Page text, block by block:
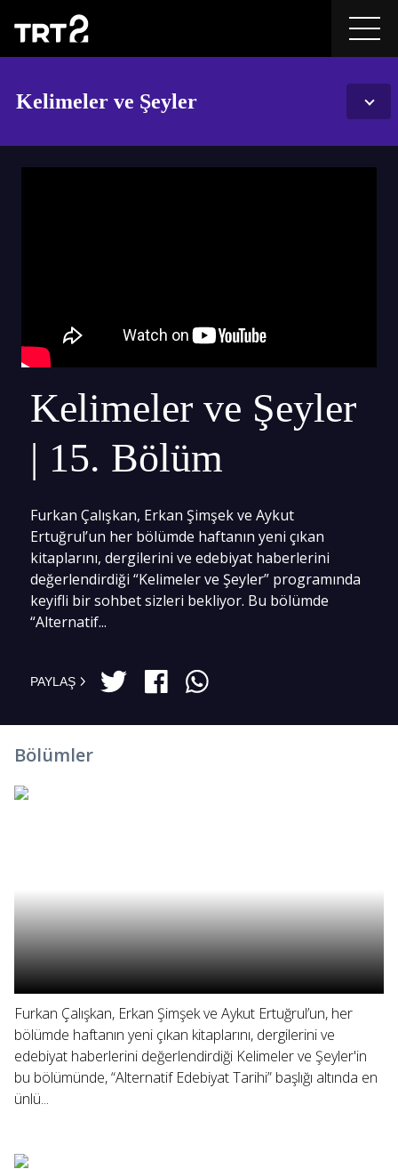
Kelimeler ve Şeyler
Kelimeler ve Şeyler
| 15. Bölüm
Furkan Çalışkan, Erkan Şimşek ve Aykut
Ertuğrul’un her bölümde haftanın yeni çıkan
kitaplarını, dergilerini ve edebiyat haberlerini
değerlendirdiği “Kelimeler ve Şeyler” programında
keyifli bir sohbet sizleri bekliyor. Bu bölümde
“Alternatif...
PAYLAŞ
Bölümler
Furkan Çalışkan, Erkan Şimşek ve Aykut Ertuğrul’un, her
bölümde haftanın yeni çıkan kitaplarını, dergilerini ve
edebiyat haberlerini değerlendirdiği Kelimeler ve Şeyler'in
bu bölümünde, “Alternatif Edebiyat Tarihi” başlığı altında en
ünlü...